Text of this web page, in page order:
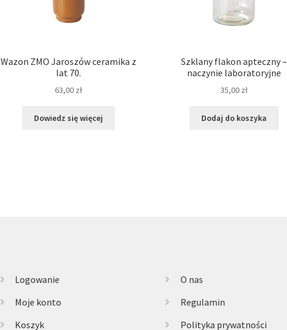
Wazon ZMO Jaroszów ceramika z
lat 70.
63,00 zł
Dowiedz się więcej
Szklany flakon apteczny –
naczynie laboratoryjne
35,00 zł
Dodaj do koszyka
Logowanie
Moje konto
Koszyk
O nas
Regulamin
Polityka prywatności